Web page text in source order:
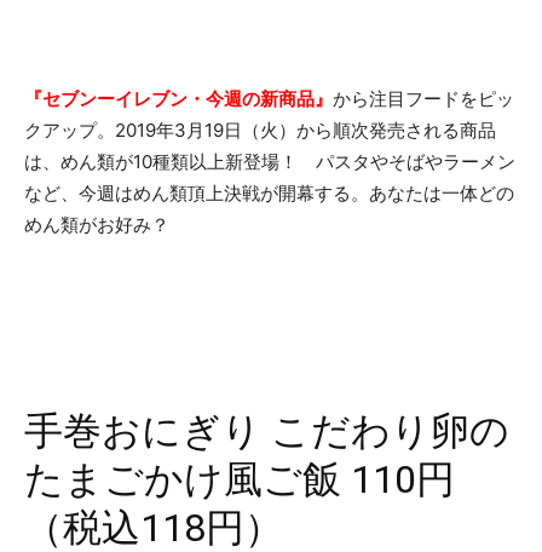
『セブンーイレブン・今週の新商品』 から注目フードをピッ
クアップ。2019年3月19日（火）から順次発売される商品
は、めん類が10種類以上新登場！ パスタやそばやラーメン
など、今週はめん類頂上決戦が開幕する。あなたは一体どの
めん類がお好み？
手巻おにぎり こだわり卵の
たまごかけ風ご飯 110円
（税込118円）